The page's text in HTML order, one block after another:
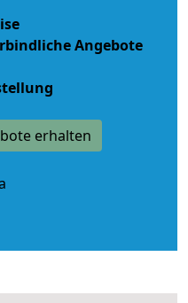
Angebote
erhalten